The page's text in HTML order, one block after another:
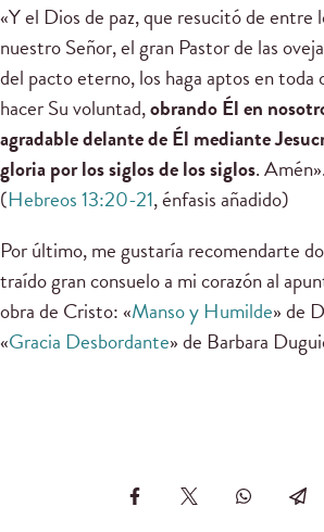
«Y el Dios de paz, que resucitó de entre
nuestro Señor, el gran Pastor de las
del pacto eterno, los haga aptos en toda
hacer Su voluntad,obrando Él en
agradable delante de Él mediante
gloria por los siglos de los siglos. Amén».
(Hebreos 13:20-21, énfasis añadido)
Por último, me gustaría recomendarte
traído gran consuelo a mi corazón al
obra de Cristo: «Manso y Humilde» de
«Gracia Desbordante» de Barbara